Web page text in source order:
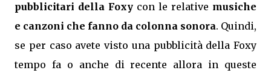
pubblicitari della Foxy con le relative musiche
e canzoni che fanno da colonna sonora. Quindi,
se per caso avete visto una pubblicità della Foxy
tempo fa o anche di recente allora in queste